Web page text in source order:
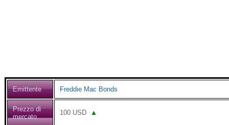
Emittente Freddie Mac Bonds
Prezzo di
mercato
100 USD ▲